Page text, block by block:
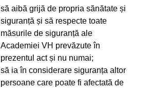
să aibă grijă de propria sănătate și
siguranță și să respecte toate
măsurile de siguranță ale
Academiei VH prevăzute în
prezentul act și nu numai;
să ia în considerare siguranța altor
persoane care poate fi afectată de